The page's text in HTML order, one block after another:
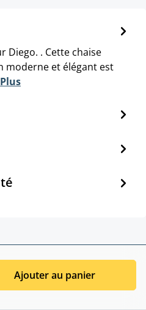
Diego. . Cette chaise
moderne et élégant est
Plus
Ajouter au panier